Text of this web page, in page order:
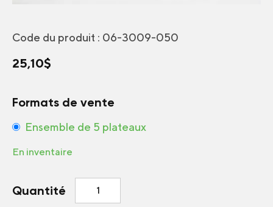
Code du produit : 06-3009-050
25,10$
Formats de vente
Ensemble de 5 plateaux
En inventaire
Quantité
quantité